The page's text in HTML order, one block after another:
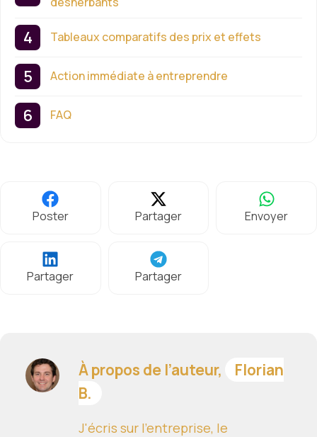
Tableaux comparatifs des prix et effets
Action immédiate à entreprendre
FAQ
Poster Partager Envoyer
Partager Partager
À propos de l’auteur,
Florian
B.
J'écris sur l'entreprise, le